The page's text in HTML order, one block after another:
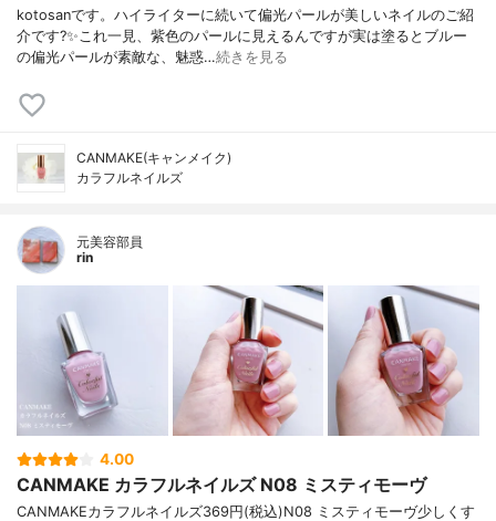
kotosanです。ハイライターに続いて偏光パールが美しいネイルのご紹
介です?✨これ一見、紫色のパールに見えるんですが実は塗るとブルー
の偏光パールが素敵な、魅惑…続きを見る
CANMAKE(キャンメイク)
カラフルネイルズ
元美容部員
rin
4.00
CANMAKE カラフルネイルズ N08 ミスティモーヴ
CANMAKEカラフルネイルズ369円(税込)N08 ミスティモーヴ少しくす